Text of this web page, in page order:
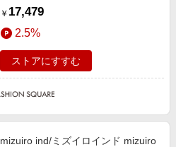
￥ 17,479
2.5%
ストアにすすむ
mizuiro ind/ミズイロインド mizuiro